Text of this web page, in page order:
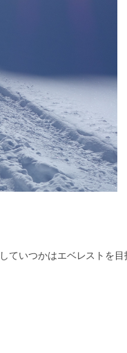
ていつかはエベレストを目